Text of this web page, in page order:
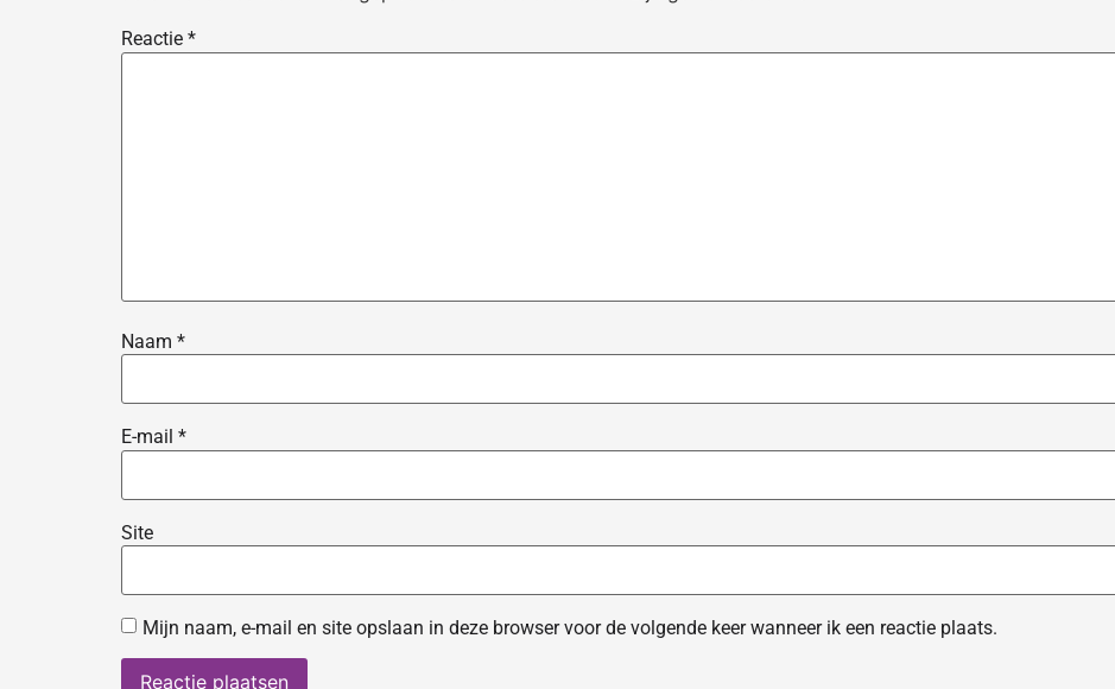
Reactie *
Naam *
E-mail *
Site
Mijn naam, e-mail en site opslaan in deze browser voor de volgende keer wanneer ik een reactie plaats.